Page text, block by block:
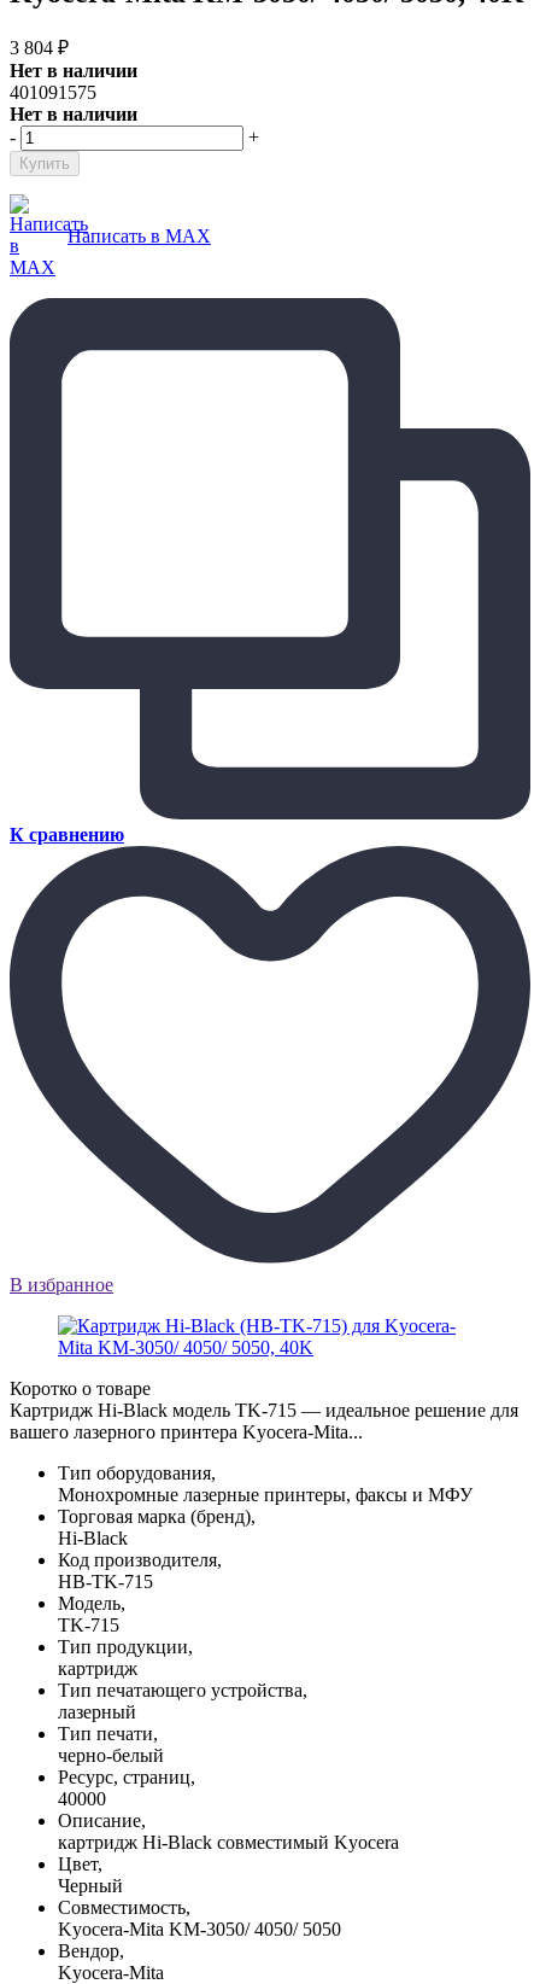
3 804 ₽
Нет в наличии
401091575
Нет в наличии
-
+
Написать в MAX
К сравнению
В избранное
Коротко о товаре
Картридж Hi-Black модель TK-715 — идеальное решение для
вашего лазерного принтера Kyocera-Mita...
Тип оборудования,
Монохромные лазерные принтеры, факсы и МФУ
Торговая марка (бренд),
Hi-Black
Код производителя,
HB-TK-715
Модель,
TK-715
Тип продукции,
картридж
Тип печатающего устройства,
лазерный
Тип печати,
черно-белый
Ресурс, страниц,
40000
Описание,
картридж Hi-Black совместимый Kyocera
Цвет,
Черный
Совместимость,
Kyocera-Mita KM-3050/ 4050/ 5050
Вендор,
Kyocera-Mita